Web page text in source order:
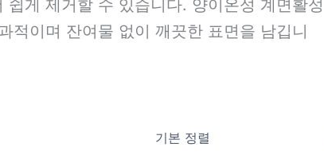
게 제거할 수 있습니다. 양이온성 계면활성
적이며 잔여물 없이 깨끗한 표면을 남깁니